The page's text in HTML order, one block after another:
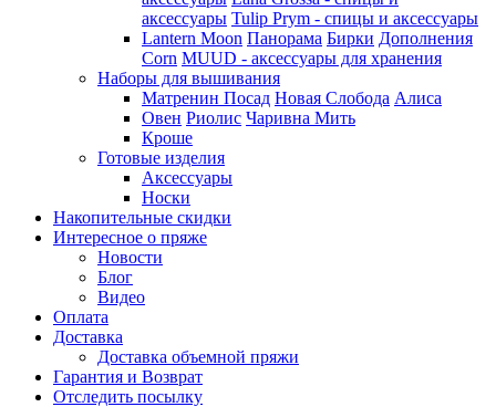
аксессуары Tulip Prym - спицы и аксессуары
Lantern Moon Панорама Бирки Дополнения
Corn MUUD - аксессуары для хранения
Наборы для вышивания
Матренин Посад Новая Слобода Алиса
Овен Риолис Чаривна Мить
Кроше
Готовые изделия
Аксессуары
Носки
Накопительные скидки
Интересное о пряже
Новости
Блог
Видео
Оплата
Доставка
Доставка объемной пряжи
Гарантия и Возврат
Отследить посылку